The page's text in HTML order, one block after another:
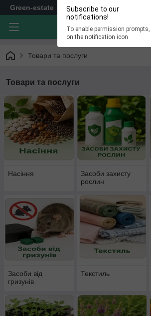
Subscribe to our
notifications!
To enable permission
on the notification icon
Green-estate
Товари та послуги
Товари та послуги
Насіння
Засоби захисту
рослин
Засоби від
гризунів
Текстиль